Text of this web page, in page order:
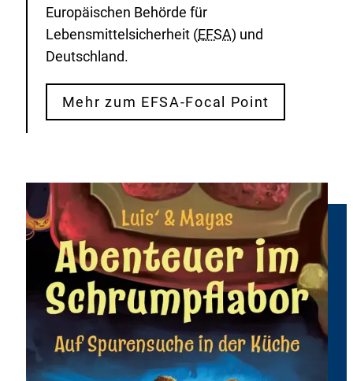
Europäischen Behörde für
Lebensmittelsicherheit (EFSA) und
Deutschland.
Mehr zum EFSA-Focal Point